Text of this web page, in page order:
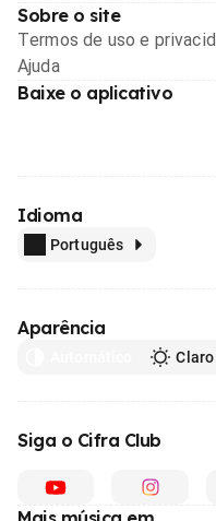
Sobre o site
Termos de uso e
Ajuda
Baixe o aplicativo
Idioma
Português
Aparência
Claro
Siga o Cifra Club